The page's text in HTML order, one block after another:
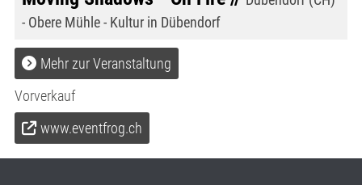
- Obere Mühle - Kultur in Dübendorf
Mehr zur Veranstaltung
Vorverkauf
www.eventfrog.ch